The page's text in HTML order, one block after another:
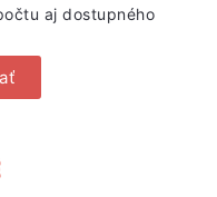
aj dostupného